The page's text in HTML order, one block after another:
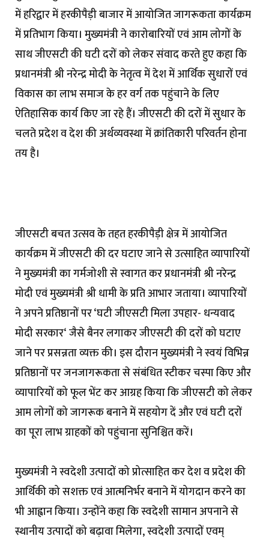
में हरिद्वार में हरकीपैड़ी बाजार में आयोजित जागरूकता कार्यक्रम
में प्रतिभाग किया। मुख्यमंत्री ने कारोबारियों एवं आम लोगों के
साथ जीएसटी की घटी दरों को लेकर संवाद करते हुए कहा कि
प्रधानमंत्री श्री नरेन्द्र मोदी के नेतृत्व में देश में आर्थिक सुधारों एवं
विकास का लाभ समाज के हर वर्ग तक पहुंचाने के लिए
ऐतिहासिक कार्य किए जा रहे हैं। जीएसटी की दरों में सुधार के
चलते प्रदेश व देश की अर्थव्यवस्था में क्रांतिकारी परिवर्तन होना
तय है।
जीएसटी बचत उत्सव के तहत हरकीपैड़ी क्षेत्र में आयोजित
कार्यक्रम में जीएसटी की दर घटाए जाने से उत्साहित व्यापारियों
ने मुख्यमंत्री का गर्मजोशी से स्वागत कर प्रधानमंत्री श्री नरेन्द्र
मोदी एवं मुख्यमंत्री श्री धामी के प्रति आभार जताया। व्यापारियों
ने अपने प्रतिष्ठानों पर ‘घटी जीएसटी मिला उपहार- धन्यवाद
मोदी सरकार‘ जैसे बैनर लगाकर जीएसटी की दरों को घटाए
जाने पर प्रसन्नता व्यक्त की। इस दौरान मुख्यमंत्री ने स्वयं विभिन्न
प्रतिष्ठानों पर जनजागरूकता से संबंधित स्टीकर चस्पा किए और
व्यापारियों को फूल भेंट कर आग्रह किया कि जीएसटी को लेकर
आम लोगों को जागरूक बनाने में सहयोग दें और एवं घटी दरों
का पूरा लाभ ग्राहकों को पहुंचाना सुनिश्चित करें।
मुख्यमंत्री ने स्वदेशी उत्पादों को प्रोत्साहित कर देश व प्रदेश की
आर्थिकी को सशक्त एवं आत्मनिर्भर बनाने में योगदान करने का
भी आह्वान किया। उन्होंने कहा कि स्वदेशी सामान अपनाने से
स्थानीय उत्पादों को बढ़ावा मिलेगा, स्वदेशी उत्पादों एवम्